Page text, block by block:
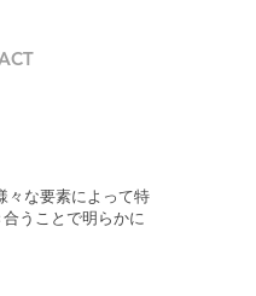
々な要素によって特
うことで明らかに